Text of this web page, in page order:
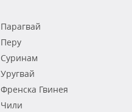
Парагвай
Перу
Суринам
Уругвай
Френска Гвинея
Чили